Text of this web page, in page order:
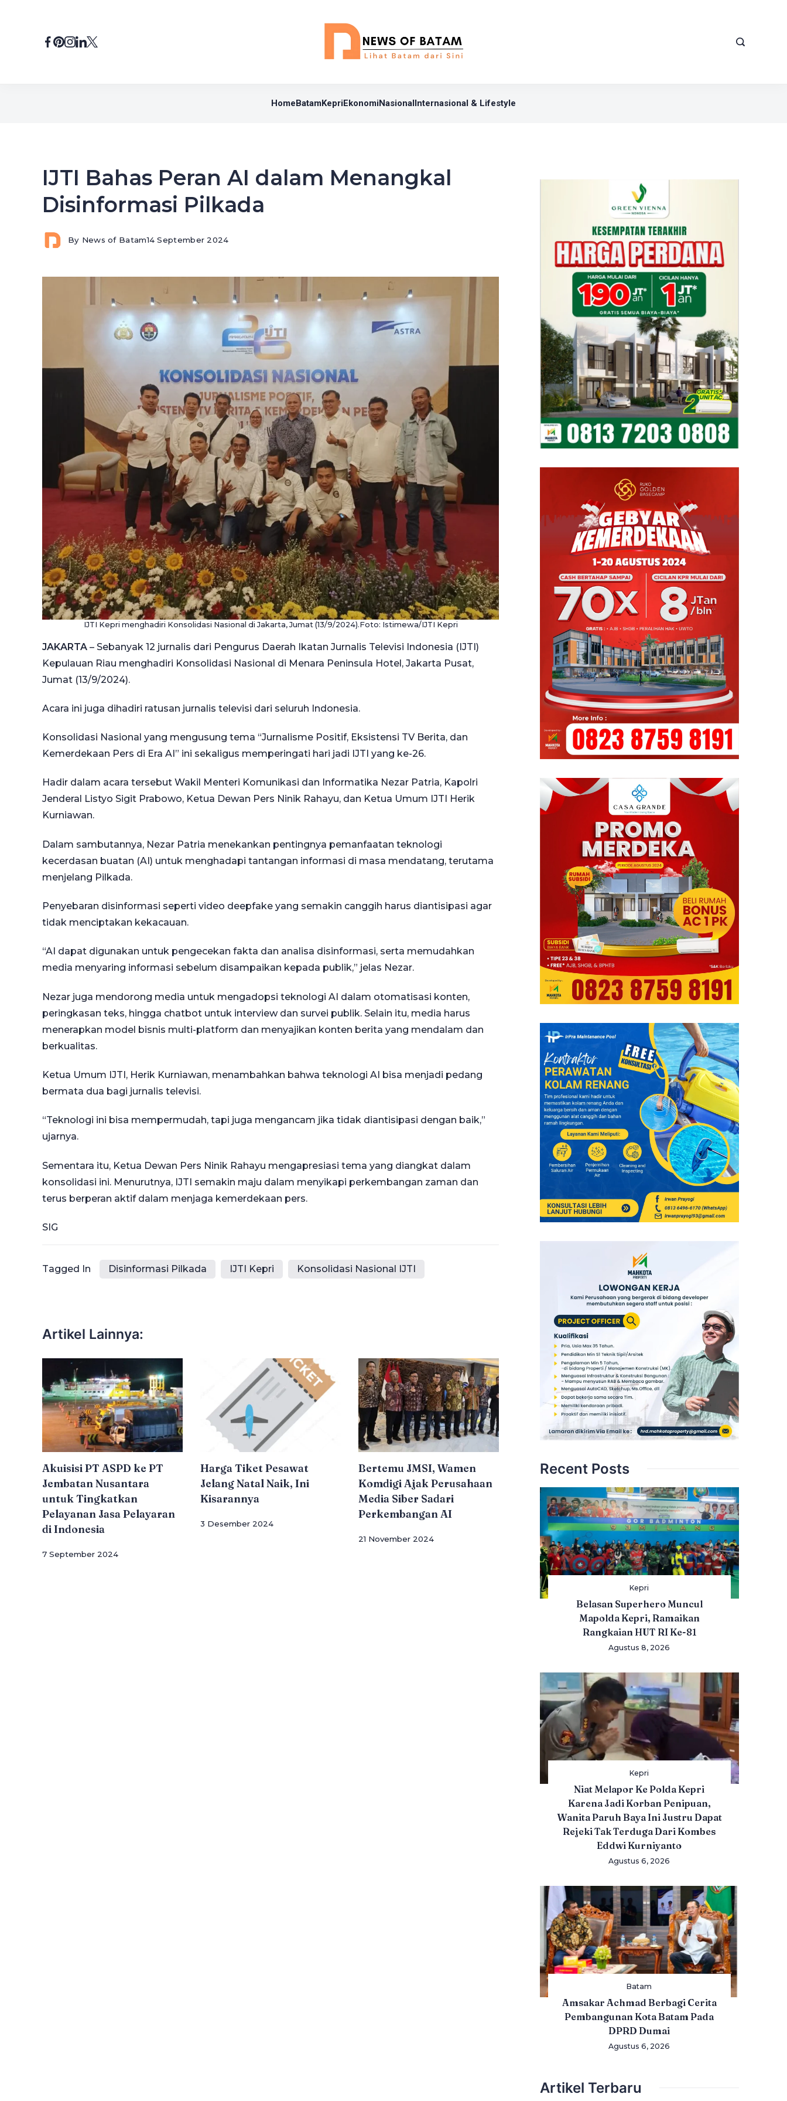
HomeBatamKepriEkonomiNasionalInternasional & Lifestyle
IJTI Bahas Peran AI dalam Menangkal
Disinformasi Pilkada
By News of Batam14 September 2024
IJTI Kepri menghadiri Konsolidasi Nasional di Jakarta, Jumat (13/9/2024).Foto: Istimewa/IJTI Kepri
JAKARTA – Sebanyak 12 jurnalis dari Pengurus Daerah Ikatan Jurnalis Televisi Indonesia (IJTI)
Kepulauan Riau menghadiri Konsolidasi Nasional di Menara Peninsula Hotel, Jakarta Pusat,
Jumat (13/9/2024).
Acara ini juga dihadiri ratusan jurnalis televisi dari seluruh Indonesia.
Konsolidasi Nasional yang mengusung tema “Jurnalisme Positif, Eksistensi TV Berita, dan
Kemerdekaan Pers di Era AI” ini sekaligus memperingati hari jadi IJTI yang ke-26.
Hadir dalam acara tersebut Wakil Menteri Komunikasi dan Informatika Nezar Patria, Kapolri
Jenderal Listyo Sigit Prabowo, Ketua Dewan Pers Ninik Rahayu, dan Ketua Umum IJTI Herik
Kurniawan.
Dalam sambutannya, Nezar Patria menekankan pentingnya pemanfaatan teknologi
kecerdasan buatan (AI) untuk menghadapi tantangan informasi di masa mendatang, terutama
menjelang Pilkada.
Penyebaran disinformasi seperti video deepfake yang semakin canggih harus diantisipasi agar
tidak menciptakan kekacauan.
“AI dapat digunakan untuk pengecekan fakta dan analisa disinformasi, serta memudahkan
media menyaring informasi sebelum disampaikan kepada publik,” jelas Nezar.
Nezar juga mendorong media untuk mengadopsi teknologi AI dalam otomatisasi konten,
peringkasan teks, hingga chatbot untuk interview dan survei publik. Selain itu, media harus
menerapkan model bisnis multi-platform dan menyajikan konten berita yang mendalam dan
berkualitas.
Ketua Umum IJTI, Herik Kurniawan, menambahkan bahwa teknologi AI bisa menjadi pedang
bermata dua bagi jurnalis televisi.
“Teknologi ini bisa mempermudah, tapi juga mengancam jika tidak diantisipasi dengan baik,”
ujarnya.
Sementara itu, Ketua Dewan Pers Ninik Rahayu mengapresiasi tema yang diangkat dalam
konsolidasi ini. Menurutnya, IJTI semakin maju dalam menyikapi perkembangan zaman dan
terus berperan aktif dalam menjaga kemerdekaan pers.
SIG
Tagged In Disinformasi Pilkada IJTI Kepri Konsolidasi Nasional IJTI
Artikel Lainnya:
Akuisisi PT ASPD ke PT
Jembatan Nusantara
untuk Tingkatkan
Pelayanan Jasa Pelayaran
di Indonesia
7 September 2024
Harga Tiket Pesawat
Jelang Natal Naik, Ini
Kisarannya
3 Desember 2024
Bertemu JMSI, Wamen
Komdigi Ajak Perusahaan
Media Siber Sadari
Perkembangan AI
21 November 2024
Recent Posts
Kepri
Belasan Superhero Muncul
Mapolda Kepri, Ramaikan
Rangkaian HUT RI Ke-81
Agustus 8, 2026
Kepri
Niat Melapor Ke Polda Kepri
Karena Jadi Korban Penipuan,
Wanita Paruh Baya Ini Justru Dapat
Rejeki Tak Terduga Dari Kombes
Eddwi Kurniyanto
Agustus 6, 2026
Batam
Amsakar Achmad Berbagi Cerita
Pembangunan Kota Batam Pada
DPRD Dumai
Agustus 6, 2026
Artikel Terbaru